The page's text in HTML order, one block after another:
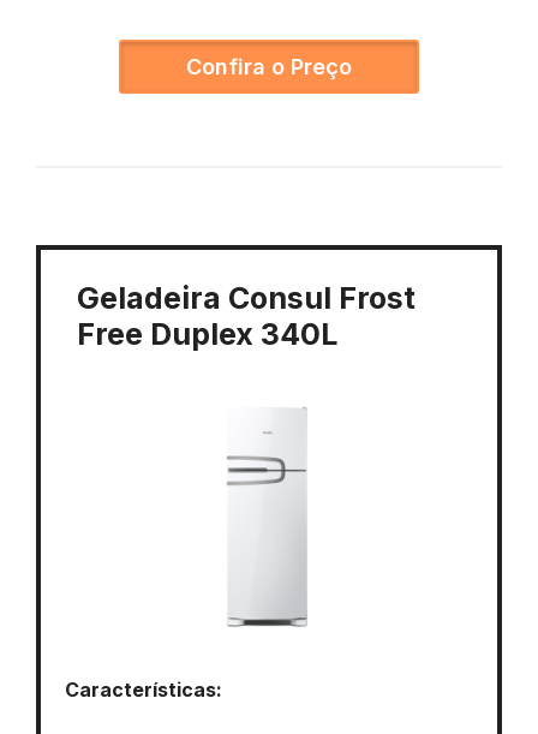
Confira o Preço
Geladeira Consul Frost
Free Duplex 340L
Características: